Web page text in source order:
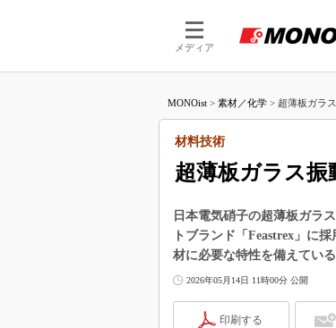
メディア
MONOist > 素材／化学 > 超薄板ガラ
超薄板ガラス振
材料技術
日本電気硝子の超薄板ガラ
トブランド「Feastrex」に
材に必要な特性を備えている
2026年05月14日 11時00分 公開
印刷する